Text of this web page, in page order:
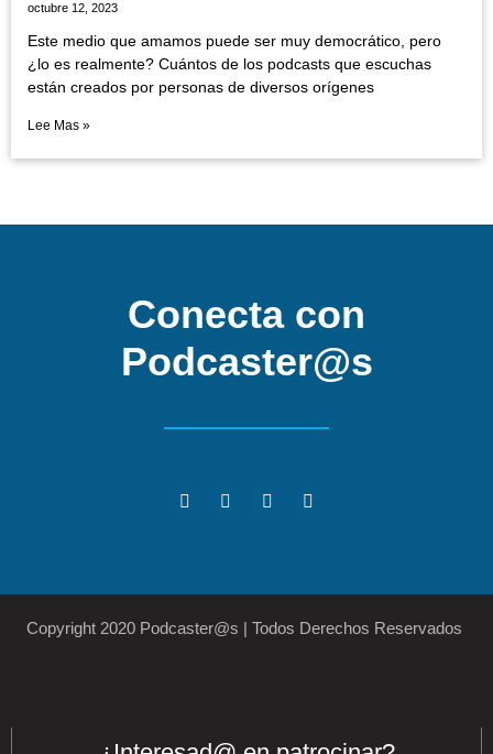
octubre 12, 2023
Este medio que amamos puede ser muy democrático, pero
¿lo es realmente? Cuántos de los podcasts que escuchas
están creados por personas de diversos orígenes
Lee Mas »
Conecta con
Podcaster@s
Copyright 2020 Podcaster@s | Todos Derechos Reservados